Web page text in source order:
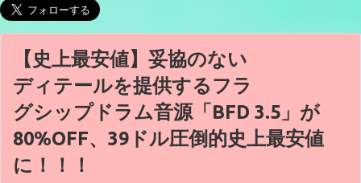
【史上最安値】妥協のない
ディテールを提供するフラ
グシップドラム音源「BFD 3.5」が
80%OFF、39ドル圧倒的史上最安値
に！！！